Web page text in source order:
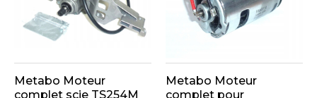
Metabo Moteur
complet scie TS254M
Metabo Moteur
complet pour